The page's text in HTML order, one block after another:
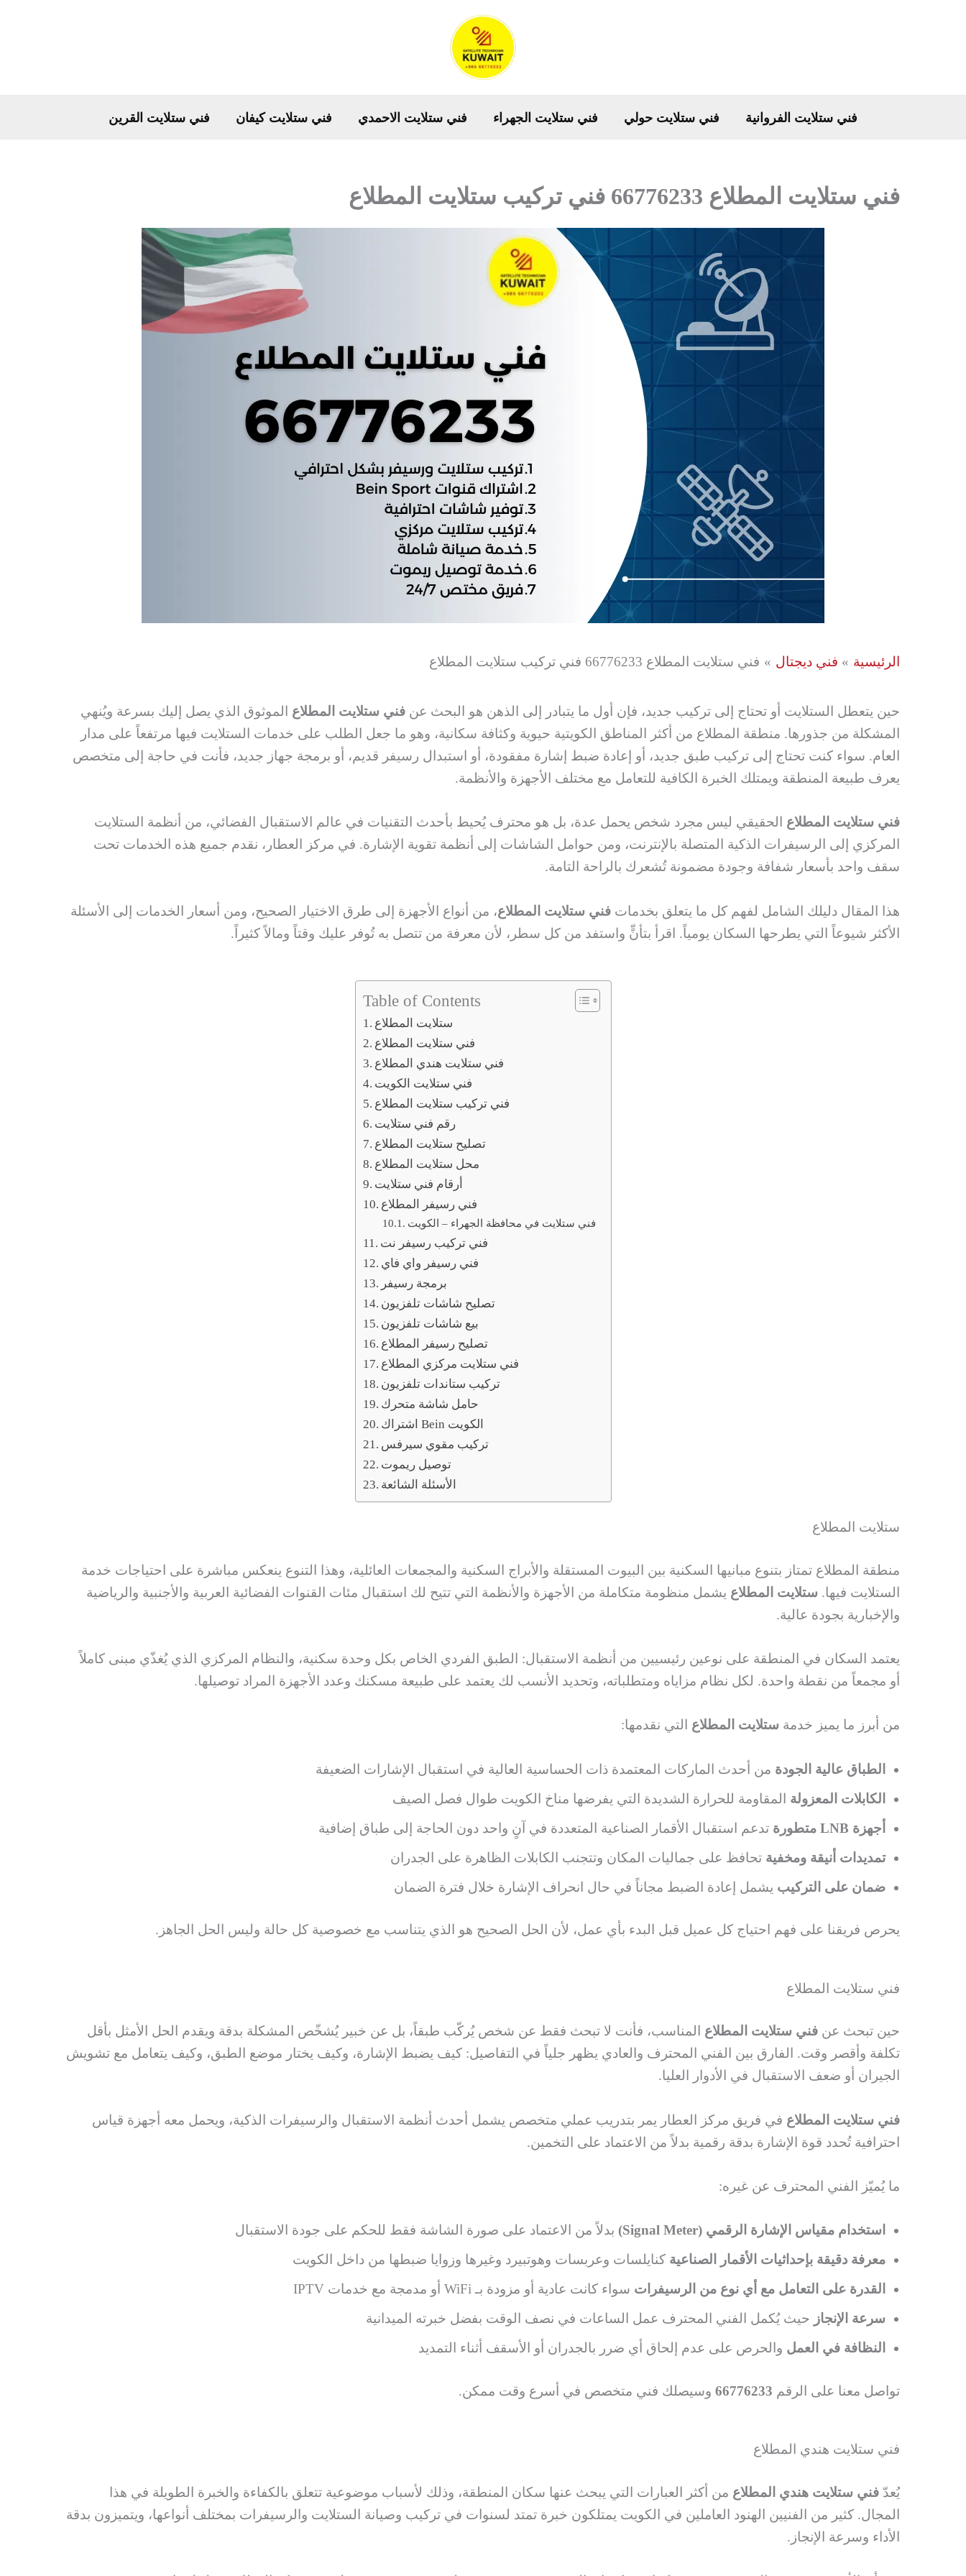
فني ستلايت الفروانية فني ستلايت حولي فني ستلايت الجهراء فني ستلايت الاحمدي فني ستلايت كيفان فني ستلايت القرين
فني ستلايت المطلاع 66776233 فني تركيب ستلايت المطلاع
الرئيسية فني ديجتال فني ستلايت المطلاع 66776233 فني تركيب ستلايت المطلاع
حين يتعطل الستلايت أو تحتاج إلى تركيب جديد، فإن أول ما يتبادر إلى الذهن هو البحث عن فني ستلايت المطلاع الموثوق الذي يصل إليك بسرعة ويُنهي
المشكلة من جذورها. منطقة المطلاع من أكثر المناطق الكويتية حيوية وكثافة سكانية، وهو ما جعل الطلب على خدمات الستلايت فيها مرتفعاً على مدار
العام. سواء كنت تحتاج إلى تركيب طبق جديد، أو إعادة ضبط إشارة مفقودة، أو استبدال رسيفر قديم، أو برمجة جهاز جديد، فأنت في حاجة إلى متخصص
يعرف طبيعة المنطقة ويمتلك الخبرة الكافية للتعامل مع مختلف الأجهزة والأنظمة.
فني ستلايت المطلاع الحقيقي ليس مجرد شخص يحمل عدة، بل هو محترف يُحيط بأحدث التقنيات في عالم الاستقبال الفضائي، من أنظمة الستلايت
المركزي إلى الرسيفرات الذكية المتصلة بالإنترنت، ومن حوامل الشاشات إلى أنظمة تقوية الإشارة. في مركز العطار، نقدم جميع هذه الخدمات تحت
سقف واحد بأسعار شفافة وجودة مضمونة تُشعرك بالراحة التامة.
هذا المقال دليلك الشامل لفهم كل ما يتعلق بخدمات فني ستلايت المطلاع، من أنواع الأجهزة إلى طرق الاختيار الصحيح، ومن أسعار الخدمات إلى الأسئلة
الأكثر شيوعاً التي يطرحها السكان يومياً. اقرأ بتأنٍّ واستفد من كل سطر، لأن معرفة من تتصل به تُوفر عليك وقتاً ومالاً كثيراً.
Table of Contents
ستلايت المطلاع
فني ستلايت المطلاع
فني ستلايت هندي المطلاع
فني ستلايت الكويت
فني تركيب ستلايت المطلاع
رقم فني ستلايت
تصليح ستلايت المطلاع
محل ستلايت المطلاع
أرقام فني ستلايت
فني رسيفر المطلاع
فني ستلايت في محافظة الجهراء – الكويت
فني تركيب رسيفر نت
فني رسيفر واي فاي
برمجة رسيفر
تصليح شاشات تلفزيون
بيع شاشات تلفزيون
تصليح رسيفر المطلاع
فني ستلايت مركزي المطلاع
تركيب ستاندات تلفزيون
حامل شاشة متحرك
اشتراك Bein الكويت
تركيب مقوي سيرفس
توصيل ريموت
الأسئلة الشائعة
ستلايت المطلاع
منطقة المطلاع تمتاز بتنوع مبانيها السكنية بين البيوت المستقلة والأبراج السكنية والمجمعات العائلية، وهذا التنوع ينعكس مباشرة على احتياجات خدمة
الستلايت فيها. ستلايت المطلاع يشمل منظومة متكاملة من الأجهزة والأنظمة التي تتيح لك استقبال مئات القنوات الفضائية العربية والأجنبية والرياضية
والإخبارية بجودة عالية.
يعتمد السكان في المنطقة على نوعين رئيسيين من أنظمة الاستقبال: الطبق الفردي الخاص بكل وحدة سكنية، والنظام المركزي الذي يُغذّي مبنى كاملاً
أو مجمعاً من نقطة واحدة. لكل نظام مزاياه ومتطلباته، وتحديد الأنسب لك يعتمد على طبيعة مسكنك وعدد الأجهزة المراد توصيلها.
من أبرز ما يميز خدمة ستلايت المطلاع التي نقدمها:
الطباق عالية الجودة من أحدث الماركات المعتمدة ذات الحساسية العالية في استقبال الإشارات الضعيفة
الكابلات المعزولة المقاومة للحرارة الشديدة التي يفرضها مناخ الكويت طوال فصل الصيف
أجهزة LNB متطورة
تدعم استقبال الأقمار الصناعية المتعددة في آنٍ واحد دون الحاجة إلى طباق إضافية
تمديدات أنيقة ومخفية تحافظ على جماليات المكان وتتجنب الكابلات الظاهرة على الجدران
ضمان على التركيب يشمل إعادة الضبط مجاناً في حال انحراف الإشارة خلال فترة الضمان
يحرص فريقنا على فهم احتياج كل عميل قبل البدء بأي عمل، لأن الحل الصحيح هو الذي يتناسب مع خصوصية كل حالة وليس الحل الجاهز.
فني ستلايت المطلاع
حين تبحث عن فني ستلايت المطلاع المناسب، فأنت لا تبحث فقط عن شخص يُركّب طبقاً، بل عن خبير يُشخّص المشكلة بدقة ويقدم الحل الأمثل بأقل
تكلفة وأقصر وقت. الفارق بين الفني المحترف والعادي يظهر جلياً في التفاصيل: كيف يضبط الإشارة، وكيف يختار موضع الطبق، وكيف يتعامل مع تشويش
الجيران أو ضعف الاستقبال في الأدوار العليا.
فني ستلايت المطلاع في فريق مركز العطار يمر بتدريب عملي متخصص يشمل أحدث أنظمة الاستقبال والرسيفرات الذكية، ويحمل معه أجهزة قياس
احترافية تُحدد قوة الإشارة بدقة رقمية بدلاً من الاعتماد على التخمين.
ما يُميّز الفني المحترف عن غيره:
استخدام مقياس الإشارة الرقمي (Signal Meter)
بدلاً من الاعتماد على صورة الشاشة فقط للحكم على جودة الاستقبال
معرفة دقيقة بإحداثيات الأقمار الصناعية كنايلسات وعربسات وهوتبيرد وغيرها وزوايا ضبطها من داخل الكويت
القدرة على التعامل مع أي نوع من الرسيفرات سواء كانت عادية أو مزودة بـ WiFi أو مدمجة مع خدمات IPTV
سرعة الإنجاز حيث يُكمل الفني المحترف عمل الساعات في نصف الوقت بفضل خبرته الميدانية
النظافة في العمل والحرص على عدم إلحاق أي ضرر بالجدران أو الأسقف أثناء التمديد
تواصل معنا على الرقم 66776233 وسيصلك فني متخصص في أسرع وقت ممكن.
فني ستلايت هندي المطلاع
يُعدّ فني ستلايت هندي المطلاع من أكثر العبارات التي يبحث عنها سكان المنطقة، وذلك لأسباب موضوعية تتعلق بالكفاءة والخبرة الطويلة في هذا
المجال. كثير من الفنيين الهنود العاملين في الكويت يمتلكون خبرة تمتد لسنوات في تركيب وصيانة الستلايت والرسيفرات بمختلف أنواعها، ويتميزون بدقة
الأداء وسرعة الإنجاز.